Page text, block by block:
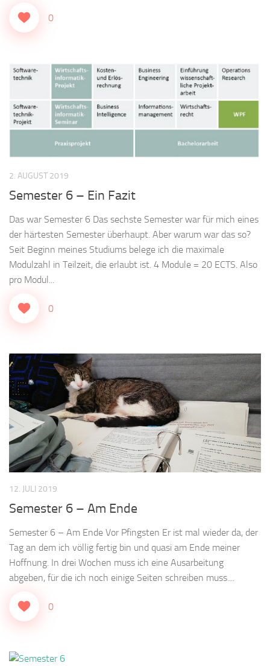
0
2. AUGUST 2019
Semester 6 – Ein Fazit
Das war Semester 6 Das sechste Semester war für mich eines
der härtesten Semester überhaupt. Aber warum war das so?
Seit Beginn meines Studiums belege ich die maximale
Modulzahl in Teilzeit, die erlaubt ist. 4 Module = 20 ECTS. Also
pro Modul...
0
12. JULI 2019
Semester 6 – Am Ende
Semester 6 – Am Ende Vor Pfingsten Er ist mal wieder da, der
Tag an dem ich völlig fertig bin und quasi am Ende meiner
Hoffnung. In drei Wochen muss ich eine Ausarbeitung
abgeben, für die ich noch einige Seiten schreiben muss....
0